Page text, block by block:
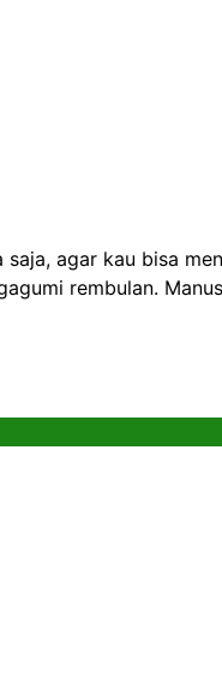
agar kau bisa
rembulan.